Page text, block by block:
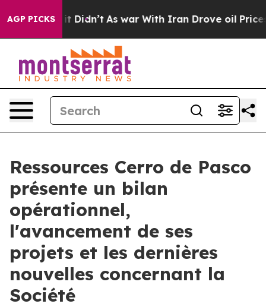
AGP PICKS
it Didn’t As war With Iran Drove oil Prices
Ressources Cerro de Pasco
présente un bilan
opérationnel,
l'avancement de ses
projets et les dernières
nouvelles concernant la
Société